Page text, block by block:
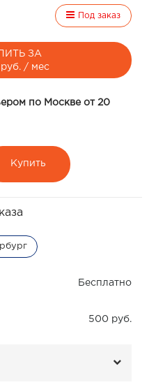
Под заказ
ЗА
руб. / мес
по Москве от 20
Купить
Бесплатно
500 руб.